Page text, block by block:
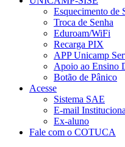
Esquecimento de
Troca de Senha
Eduroam/WiFi
Recarga PIX
APP Unicamp
Apoio ao Ensino
Botão de Pânico
Acesse
Sistema SAE
E-mail
Ex-aluno
Fale com o COTUCA